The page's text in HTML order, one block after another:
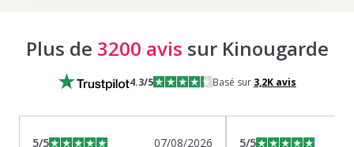
Plus de 3200 avis sur Kinougarde
4.3/5 Basé sur 3,2Kavis
5/5 07/08/2026 5/5